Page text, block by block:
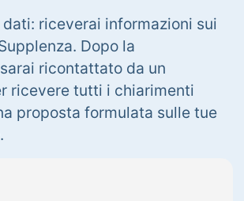
riceverai informazioni sui
Dopo la
ricontattato da un
ricevere tutti i chiarimenti
proposta formulata sulle tue